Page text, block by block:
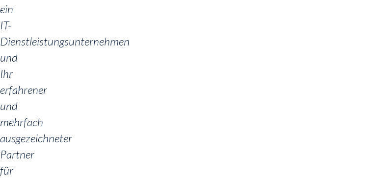
ein
IT-
Dienstleistungsunternehmen
und
Ihr
erfahrener
und
mehrfach
ausgezeichneter
Partner
für